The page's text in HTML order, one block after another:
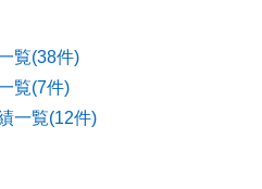
覧(38件)
覧(7件)
一覧(12件)